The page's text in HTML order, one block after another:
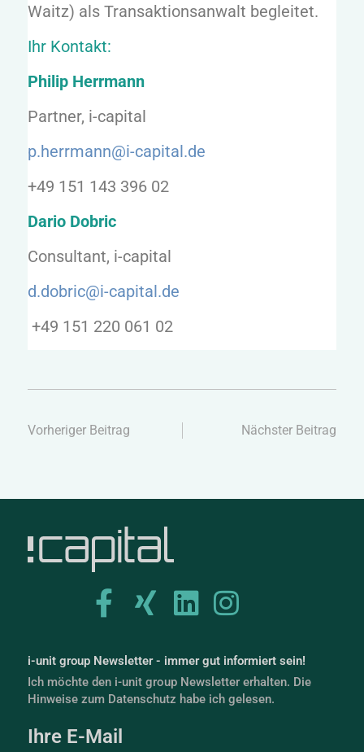
Waitz) als Transaktionsanwalt begleitet.
Ihr Kontakt:
Philip Herrmann
Partner, i-capital
p.herrmann@i-capital.de
+49 151 143 396 02
Dario Dobric
Consultant, i-capital
d.dobric@i-capital.de
+49 151 220 061 02
Vorheriger Beitrag Nächster Beitrag
i-unit group Newsletter - immer gut informiert sein!
Ich möchte den i-unit group Newsletter erhalten. Die
Hinweise zum Datenschutz habe ich gelesen.
Ihre E-Mail